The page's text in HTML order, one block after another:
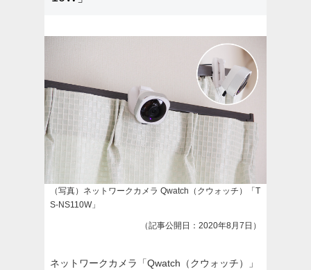
（写真）ネットワークカメラ Qwatch（クウォッチ）「T
S-NS110W」
（記事公開日：2020年8月7日）
ネットワークカメラ「Qwatch（クウォッチ）」